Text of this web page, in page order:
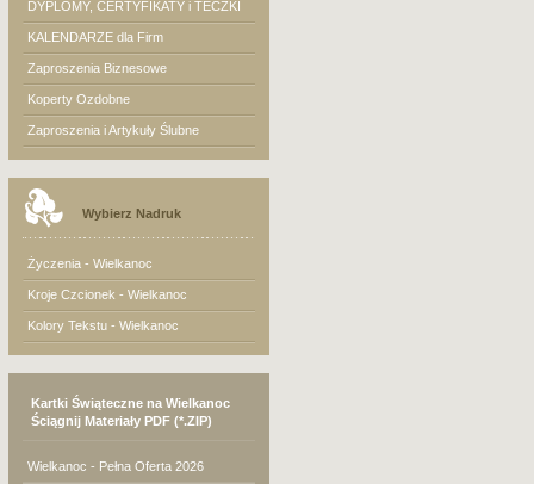
DYPLOMY, CERTYFIKATY i TECZKI
KALENDARZE dla Firm
Zaproszenia Biznesowe
Koperty Ozdobne
Zaproszenia i Artykuły Ślubne
Wybierz Nadruk
Życzenia - Wielkanoc
Kroje Czcionek - Wielkanoc
Kolory Tekstu - Wielkanoc
Kartki Świąteczne na Wielkanoc
Ściągnij Materiały PDF (*.ZIP)
Wielkanoc - Pełna Oferta 2026